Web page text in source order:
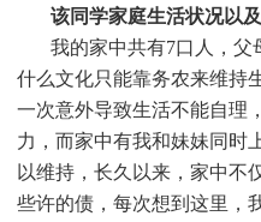
该同学家庭生活状况以
我的家中共有7口人，父
什么文化只能靠务农来维持
一次意外导致生活不能自理
力，而家中有我和妹妹同时
以维持，长久以来，家中不
些许的债，每次想到这里，